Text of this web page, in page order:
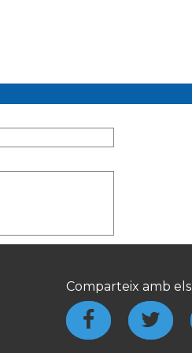
Comparteix amb